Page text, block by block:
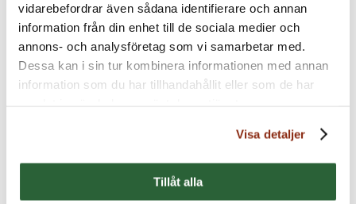
vidarebefordrar även sådana identifierare och annan
information från din enhet till de sociala medier och
annons- och analysföretag som vi samarbetar med.
Dessa kan i sin tur kombinera informationen med annan
information som du har tillhandahållit eller som de har
Visa detaljer
Tillåt alla